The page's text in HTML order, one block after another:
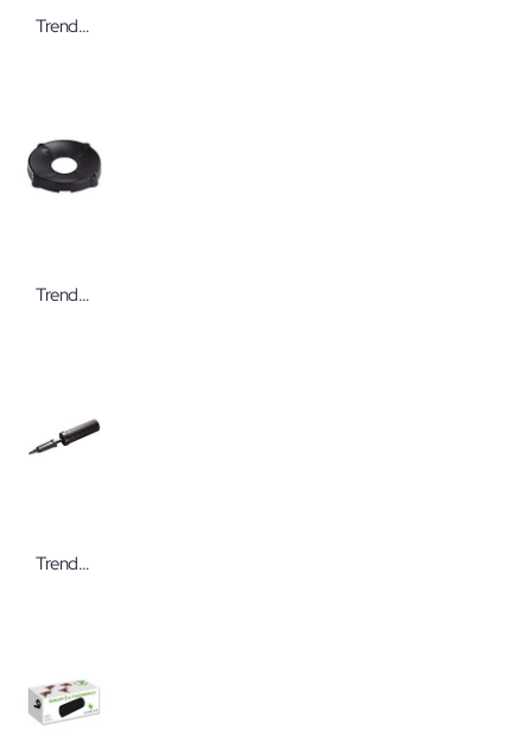
Trendy Ponte 2 in 1
Trendy Medi Bureba Ballhalter breit schwarz
Trendy Medi Bureba, Ballpumpe, Zweikanalpumpe